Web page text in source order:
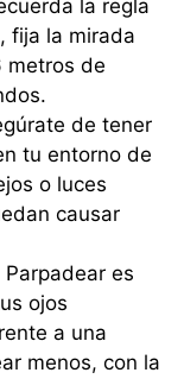
la regla
fija la mirada
metros de
de tener
tu entorno de
o luces
causar
Parpadear es
ojos
a una
menos, con la